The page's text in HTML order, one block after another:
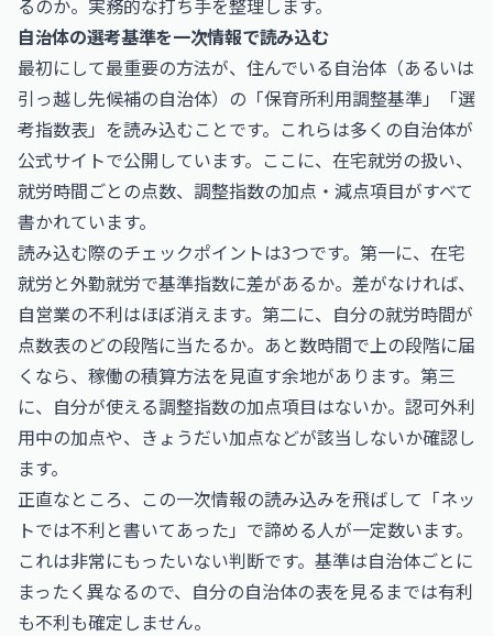
るのか。実務的な打ち手を整理します。
自治体の選考基準を一次情報で読み込む
最初にして最重要の方法が、住んでいる自治体（あるいは
引っ越し先候補の自治体）の「保育所利用調整基準」「選
考指数表」を読み込むことです。これらは多くの自治体が
公式サイトで公開しています。ここに、在宅就労の扱い、
就労時間ごとの点数、調整指数の加点・減点項目がすべて
書かれています。
読み込む際のチェックポイントは3つです。第一に、在宅
就労と外勤就労で基準指数に差があるか。差がなければ、
自営業の不利はほぼ消えます。第二に、自分の就労時間が
点数表のどの段階に当たるか。あと数時間で上の段階に届
くなら、稼働の積算方法を見直す余地があります。第三
に、自分が使える調整指数の加点項目はないか。認可外利
用中の加点や、きょうだい加点などが該当しないか確認し
ます。
正直なところ、この一次情報の読み込みを飛ばして「ネッ
トでは不利と書いてあった」で諦める人が一定数います。
これは非常にもったいない判断です。基準は自治体ごとに
まったく異なるので、自分の自治体の表を見るまでは有利
も不利も確定しません。